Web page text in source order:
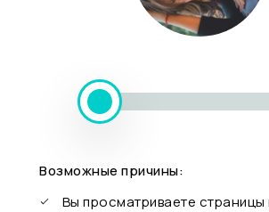
Возможные причины:
Вы просматриваете страницы